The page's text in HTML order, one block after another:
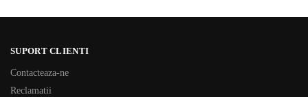
SUPORT CLIENTI
Contacteaza-ne
Reclamatii